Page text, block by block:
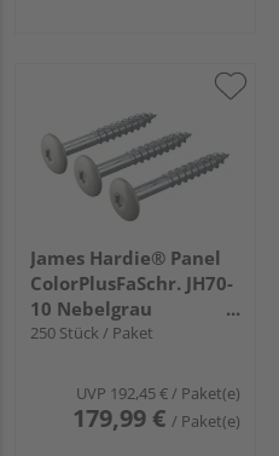
James Hardie® Panel
ColorPlusFaSchr. JH70-
10 Nebelgrau
38x4,8mm
250 Stück / Paket
UVP 192,45 €/ Paket(e)
179,99 € / Paket(e)